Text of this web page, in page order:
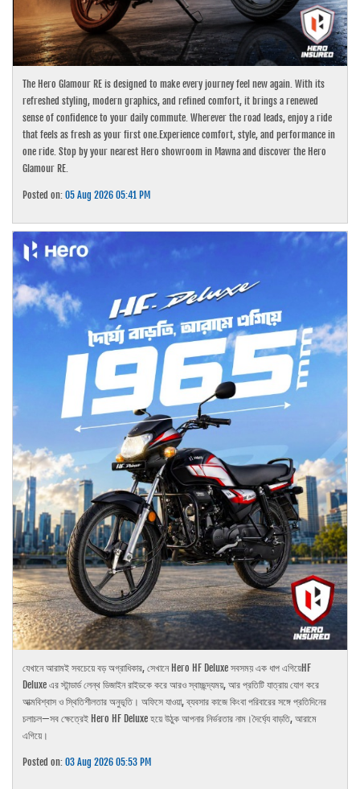
The Hero Glamour RE is designed to make every journey feel new again. With its
refreshed styling, modern graphics, and refined comfort, it brings a renewed
sense of confidence to your daily commute. Wherever the road leads, enjoy a ride
that feels as fresh as your first one.Experience comfort, style, and performance in
one ride. Stop by your nearest Hero showroom in Mawna and discover the Hero
Glamour RE.
Posted on:05 Aug 2026 05:41 PM
যেখানে আরামই সবচেয়ে বড় অগ্রাধিকার, সেখানে Hero HF Deluxe সবসময় এক ধাপ এগিয়েHF
Deluxe এর স্টান্ডার্ড লেন্থ ডিজাইন রাইডকে করে আরও স্বাচ্ছন্দ্যময়, আর প্রতিটি যাত্রায় যোগ করে
আত্মবিশ্বাস ও স্থিতিশীলতার অনুভূতি। অফিসে যাওয়া, ব্যবসার কাজে কিংবা পরিবারের সঙ্গে প্রতিদিনের
চলাচল—সব ক্ষেত্রেই Hero HF Deluxe হয়ে উঠুক আপনার নির্ভরতার নাম।দৈর্ঘ্যে বাড়তি, আরামে
এগিয়ে।
Posted on:03 Aug 2026 05:53 PM